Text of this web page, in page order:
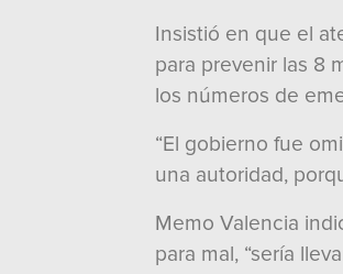
Insistió en que el
para prevenir las 8
los números de
“El gobierno fue
una autoridad,
Memo Valencia
para mal, “sería